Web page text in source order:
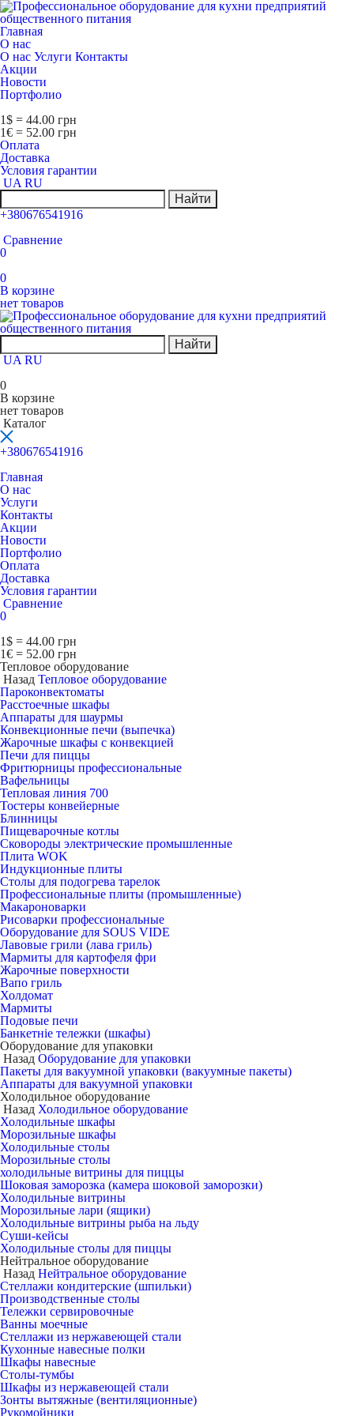
Главная
О нас
О нас Услуги Контакты
Акции
Новости
Портфолио
1$ = 44.00 грн
1€ = 52.00 грн
Оплата
Доставка
Условия гарантии
UA RU
Найти
+380676541916
Сравнение
0
0
В корзине
нет товаров
Найти
UA RU
0
В корзине
нет товаров
Каталог
+380676541916
Главная
О нас
Услуги
Контакты
Акции
Новости
Портфолио
Оплата
Доставка
Условия гарантии
Сравнение
0
1$ = 44.00 грн
1€ = 52.00 грн
Тепловое оборудование
Назад Тепловое оборудование
Пароконвектоматы
Расcтоечные шкафы
Аппараты для шаурмы
Конвекционные печи (выпечка)
Жарочные шкафы с конвекцией
Печи для пиццы
Фритюрницы профессиональные
Вафельницы
Тепловая линия 700
Тостеры конвейерные
Блинницы
Пищеварочные котлы
Сковороды электрические промышленные
Плита WOK
Индукционные плиты
Столы для подогрева тарелок
Профессиональные плиты (промышленные)
Макароноварки
Рисоварки профессиональные
Оборудование для SOUS VIDE
Лавовые грили (лава гриль)
Мармиты для картофеля фри
Жарочные поверхности
Вапо гриль
Холдомат
Мармиты
Подовые печи
Банкетніе тележки (шкафы)
Оборудование для упаковки
Назад Оборудование для упаковки
Пакеты для вакуумной упаковки (вакуумные пакеты)
Аппараты для вакуумной упаковки
Холодильное оборудование
Назад Холодильное оборудование
Холодильные шкафы
Морозильные шкафы
Холодильные столы
Морозильные столы
холодильные витрины для пиццы
Шоковая заморозка (камера шоковой заморозки)
Холодильные витрины
Морозильные лари (ящики)
Холодильные витрины рыба на льду
Суши-кейсы
Холодильные столы для пиццы
Нейтральное оборудование
Назад Нейтральное оборудование
Стеллажи кондитерские (шпильки)
Производственные столы
Тележки сервировочные
Ванны моечные
Стеллажи из нержавеющей стали
Кухонные навесные полки
Шкафы навесные
Столы-тумбы
Шкафы из нержавеющей стали
Зонты вытяжные (вентиляционные)
Рукомойники